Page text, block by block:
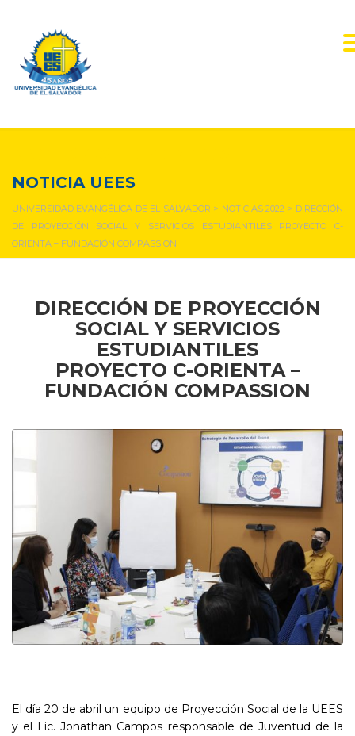
NOTICIA UEES
UNIVERSIDAD EVANGÉLICA DE EL SALVADOR > NOTICIAS 2022 > DIRECCIÓN
DE PROYECCIÓN SOCIAL Y SERVICIOS ESTUDIANTILES PROYECTO C-
ORIENTA – FUNDACIÓN COMPASSION
DIRECCIÓN DE PROYECCIÓN
SOCIAL Y SERVICIOS
ESTUDIANTILES
PROYECTO C-ORIENTA –
FUNDACIÓN COMPASSION
El día 20 de abril un equipo de Proyección Social de la UEES
y el Lic. Jonathan Campos responsable de Juventud de la